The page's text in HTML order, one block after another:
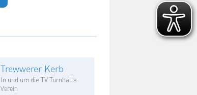
Trewwerer Kerb
In und um die TV Turnhalle
Verein